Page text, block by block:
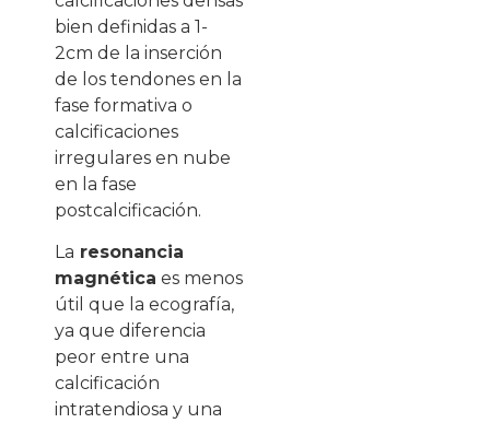
bien definidas a 1-
2cm de la inserción
de los tendones en la
fase formativa o
calcificaciones
irregulares en nube
en la fase
postcalcificación.
La resonancia
magnética es menos
útil que la ecografía,
ya que diferencia
peor entre una
calcificación
intratendiosa y una